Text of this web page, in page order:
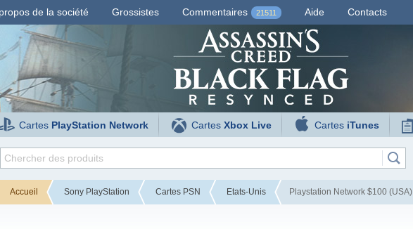
de la société Grossistes Commentaires 21511 Aide Contacts
Cartes PlayStation Network CartesXbox Live Cartes iTunes
Accueil Sony PlayStation Cartes PSN Etats-Unis Playstation Network $100 (USA)